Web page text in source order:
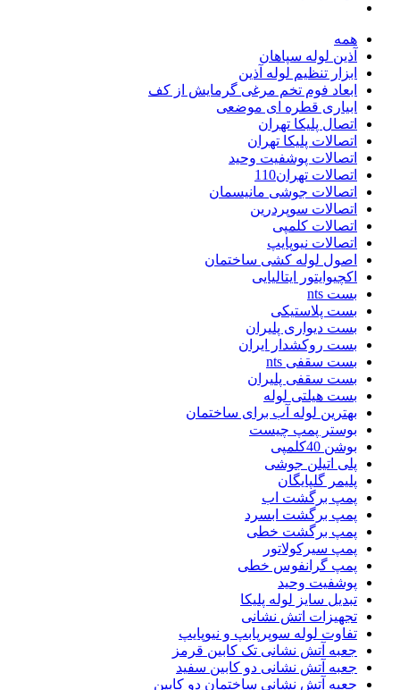
همه
آذین لوله سپاهان
ابزار تنظیم لوله آذین
ابعاد فوم تخم مرغی گرمایش از کف
ابیاری قطره ای موضعی
اتصال پلیکا تهران
اتصالات پلیکا تهران
اتصالات پوشفیت وحید
اتصالات تهران110
اتصالات جوشی مانیسمان
اتصالات سوپردرین
اتصالات کلمپی
اتصالات نیوپایپ
اصول لوله کشی ساختمان
اکچیوایتور ایتالیایی
بست nts
بست پلاستیکی
بست دیواری پلیران
بست روکشدار ایران
بست سقفی nts
بست سقفی پلیران
بست هیلتی لوله
بهترین لوله آب برای ساختمان
بوستر پمپ چیست
بوشن 40کلمپی
پلی اتیلن جوشی
پلیمر گلپایگان
پمپ برگشت اب
پمپ برگشت ابسرد
پمپ برگشت خطی
پمپ سیرکولاتور
پمپ گرانفوس خطی
پوشفیت وحید
تبدیل سایز لوله پلیکا
تجهیزات اتش نشانی
تفاوت لوله سوپرپابپ و نیوپایپ
جعبه آتش نشانی تک کابین قرمز
جعبه آتش نشانی دو کابین سفید
جعبه آتش نشانی ساختمان دو کابین